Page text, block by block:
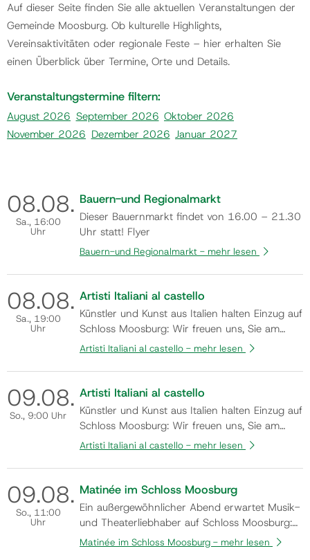
Veranstaltungen
Politik
Gemeinde
Kontakt
Auf dieser Seite finden Sie alle aktuellen Veranstaltungen der
Gemeinde Moosburg. Ob kulturelle Highlights,
Vereinsaktivitäten oder regionale Feste – hier erhalten Sie
einen Überblick über Termine, Orte und Details.
Veranstaltungstermine filtern:
August 2026 September 2026 Oktober 2026
November 2026 Dezember 2026 Januar 2027
08.08.
Sa., 16:00
Uhr
Bauern-und Regionalmarkt
Dieser Bauernmarkt findet von 16.00 – 21.30
Uhr statt! Flyer
Bauern-und Regionalmarkt - mehr lesen
08.08.
Sa., 19:00
Uhr
Artisti Italiani al castello
Künstler und Kunst aus Italien halten Einzug auf
Schloss Moosburg: Wir freuen uns, Sie am
Samstag, den 8. August 2026, um 19:00 Uhr
„ARTISTI ITALIANI AL CASTELLO“ herzlich
willkommen zu heißen. In der einzigartigen
Atmosphäre des Schlosses präsentieren ren…
Artisti Italiani al castello - mehr lesen
09.08.
So., 9:00 Uhr
Artisti Italiani al castello
Künstler und Kunst aus Italien halten Einzug auf
Schloss Moosburg: Wir freuen uns, Sie am
Samstag, den 8. August 2026, um 19:00 Uhr
„ARTISTI ITALIANI AL CASTELLO“ herzlich
willkommen zu heißen. In der einzigartigen
Atmosphäre des Schlosses präsentieren ren…
Artisti Italiani al castello - mehr lesen
09.08.
So., 11:00
Uhr
Matinée im Schloss Moosburg
Ein außergewöhnlicher Abend erwartet Musik-
und Theaterliebhaber auf Schloss Moosburg:
In der Aufführung des Theaterstückes „Liebste,
Matinée im Schloss Moosburg - mehr lesen